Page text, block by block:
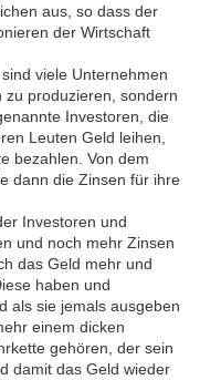
aus, so dass der
der Wirtschaft
viele Unternehmen
zu produzieren, sondern
Investoren, die
Leuten Geld leihen,
bezahlen. Von dem
dann die Zinsen für ihre
Investoren und
und noch mehr Zinsen
das Geld mehr und
haben und
als sie jemals ausgeben
einem dicken
gehören, der sein
damit das Geld wieder